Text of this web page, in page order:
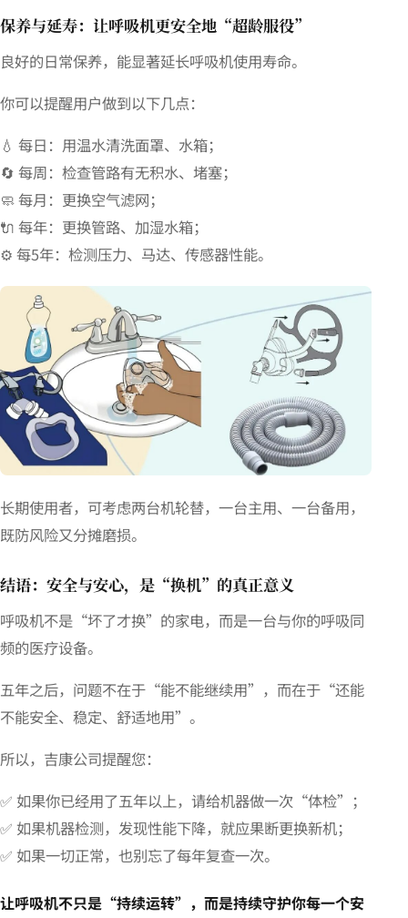
保养与延寿：让呼吸机更安全地“超龄服役”
良好的日常保养，能显著延长呼吸机使用寿命。
你可以提醒用户做到以下几点：
💧 每日：用温水清洗面罩、水箱；
🔄 每周：检查管路有无积水、堵塞；
🧼 每月：更换空气滤网；
🔌 每年：更换管路、加湿水箱；
⚙️ 每5年：检测压力、马达、传感器性能。
长期使用者，可考虑两台机轮替，一台主用、一台备用，
既防风险又分摊磨损。
结语：安全与安心，是“换机”的真正意义
呼吸机不是“坏了才换”的家电，而是一台与你的呼吸同
频的医疗设备。
五年之后，问题不在于“能不能继续用”，而在于“还能
不能安全、稳定、舒适地用”。
所以，吉康公司提醒您：
✅ 如果你已经用了五年以上，请给机器做一次“体检”；
✅ 如果机器检测，发现性能下降，就应果断更换新机；
✅ 如果一切正常，也别忘了每年复查一次。
让呼吸机不只是“持续运转”，而是持续守护你每一个安